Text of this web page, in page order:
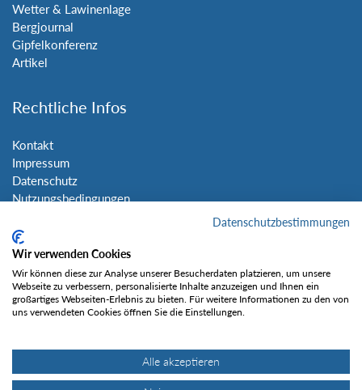
Wetter & Lawinenlage
Bergjournal
Gipfelkonferenz
Artikel
Rechtliche Infos
Kontakt
Impressum
Datenschutz
Nutzungsbedingungen
Social Media
Gefällt mir
Datenschutzbestimmungen
Wir verwenden Cookies
Wir können diese zur Analyse unserer Besucherdaten platzieren, um unsere
Webseite zu verbessern, personalisierte Inhalte anzuzeigen und Ihnen ein
großartiges Webseiten-Erlebnis zu bieten. Für weitere Informationen zu den von
uns verwendeten Cookies öffnen Sie die Einstellungen.
Alle akzeptieren